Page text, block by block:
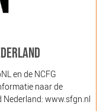
en de NCFG
naar de
Nederland: www.sfgn.nl